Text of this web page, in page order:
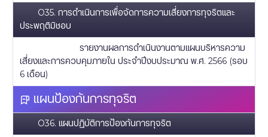
O35. การดำเนินการเพื่อจัดการความเสี่ยงการทุจริตและ
ประพฤติมิชอบ
รายงานผลการดำเนินงานตามแผนบริหารความ
เสี่ยงและการควบคุมภายใน ประจำปีงบประมาณ พ.ศ. 2566 (รอบ
6 เดือน)
แผนป้องกันการทุจริต
O36. แผนปฏิบัติการป้องกันการทุจริต